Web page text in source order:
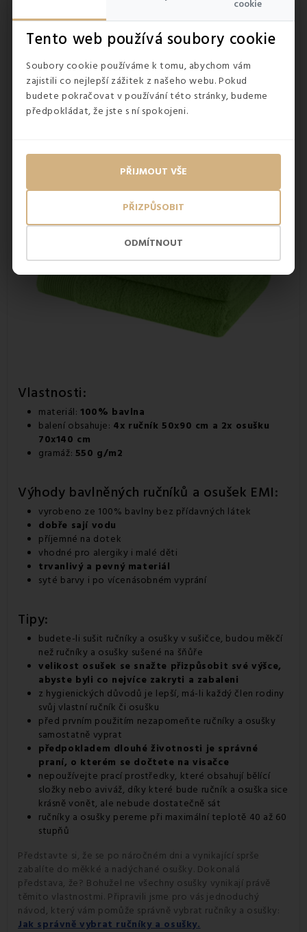
cookie
Tento web používá soubory cookie
Soubory cookie používáme k tomu, abychom vám
zajistili co nejlepší zážitek z našeho webu. Pokud
budete pokračovat v používání této stránky, budeme
předpokládat, že jste s ní spokojeni.
ODMÍTNOUT
PŘIZPŮSOBIT
PŘIJMOUT VŠE
S bavlnou se budou kamarádit také všichni alergici a
lidé s citlivou pokožkou. Zdraví neškodné vlastnosti ocení i
rodiče malých dětí a kojenců. Jelikož
působí hřejivě , jsou
výborným pomocníkem na koupání a sušení i pro ty
Vlastnosti:
materiál: 100% bavlna
balení obsahuje: 4x ručník 50x90 cm a 2x osušku
70x140 cm
gramáž: 550 g/m2
Výhody bavlněných ručníků a osušek EMI:
vyrobeno ze 100% bavlny bez přídavných látek
dobře sají vodu
příjemné na dotek
vhodné pro alergiky i malé děti
trvanlivý a pevný materiál
syté barvy i po vícenásobném vyprání
Tipy:
budete-li sušit ručníky a osušky v sušičce, budou měkčí
než ručníky a osušky sušené na šňůře
velikost osušek se snažte přizpůsobit své výšce,
abyste byli co nejvíce zakryti a zabaleni
z hygienických důvodů je lepší, má-li každý člen rodiny
svůj vlastní ručník či osušku
před prvním použitím nezapomeňte ručníky a osušky
samostatně vyprat
předpokladem dlouhé životnosti je správné
praní, o kterém se dočtete na visačce
nepoužívejte prací prostředky, které obsahují bělící
složky nebo aviváž, díky které bude ručník a osuška sice
krásně vonět, ale nebude dostatečně sát
ručníky a osušky pereme při maximální teplotě 40 až 60
stupňů
Představte si, že se po náročném dni a vynikající sprše
zabalíte do měkké a nadýchané osušky. Dokonalá
představa, že? Bohužel ne všechny osušky vynikají právě
těmito vlastnostmi. Připravili jsme pro vás jednoduchý
návod, který vám pomůže správně vybrat ručníky a osušky:
Jak správně vybrat ručníky a osušky.